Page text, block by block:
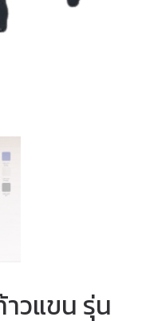
วแขน รุ่น